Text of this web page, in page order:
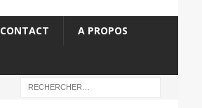
CONTACT A PROPOS